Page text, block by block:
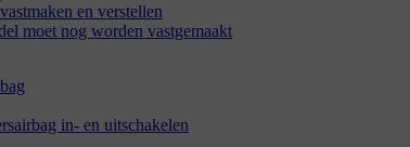
en verstellen
moet nog worden vastgemaakt
in- en uitschakelen